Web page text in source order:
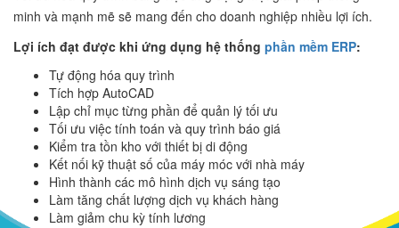
minh và mạnh mẽ sẽ mang đến cho doanh nghiệp nhiều lợi ích.
Lợi ích đạt được khi ứng dụng hệ thống phần mềm ERP:
Tự động hóa quy trình
Tích hợp AutoCAD
Lập chỉ mục từng phần để quản lý tối ưu
Tối ưu việc tính toán và quy trình báo giá
Kiểm tra tồn kho với thiết bị di động
Kết nối kỹ thuật số của máy móc với nhà máy
Hình thành các mô hình dịch vụ sáng tạo
Làm tăng chất lượng dịch vụ khách hàng
Làm giảm chu kỳ tính lương